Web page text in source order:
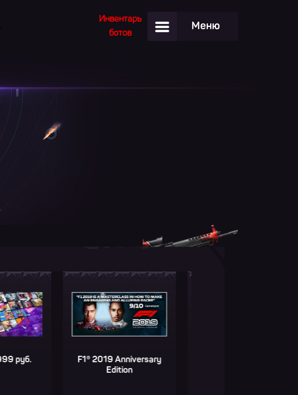
Меню
Инвентарь
ботов
F1® 2019 Anniversary